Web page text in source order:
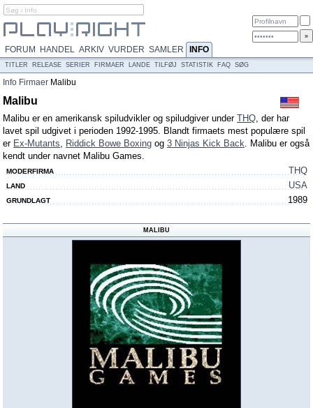
FORUM HANDEL ARKIV VURDER SAMLER INFO
TITLER RELEASE SERIER FIRMAER LANDE TILFØJ STATISTIK FAQ SØG
Info Firmaer Malibu
Malibu
Malibu er en amerikansk spiludvikler og spiludgiver under THQ, der har
lavet spil udgivet i perioden 1992-1995. Blandt firmaets mest populære spil
er Ex-Mutants, Riddick Bowe Boxing og 3 Ninjas Kick Back. Malibu er også
kendt under navnet Malibu Games.
MODERFIRMA THQ
LAND USA
GRUNDLAGT 1989
MALIBU